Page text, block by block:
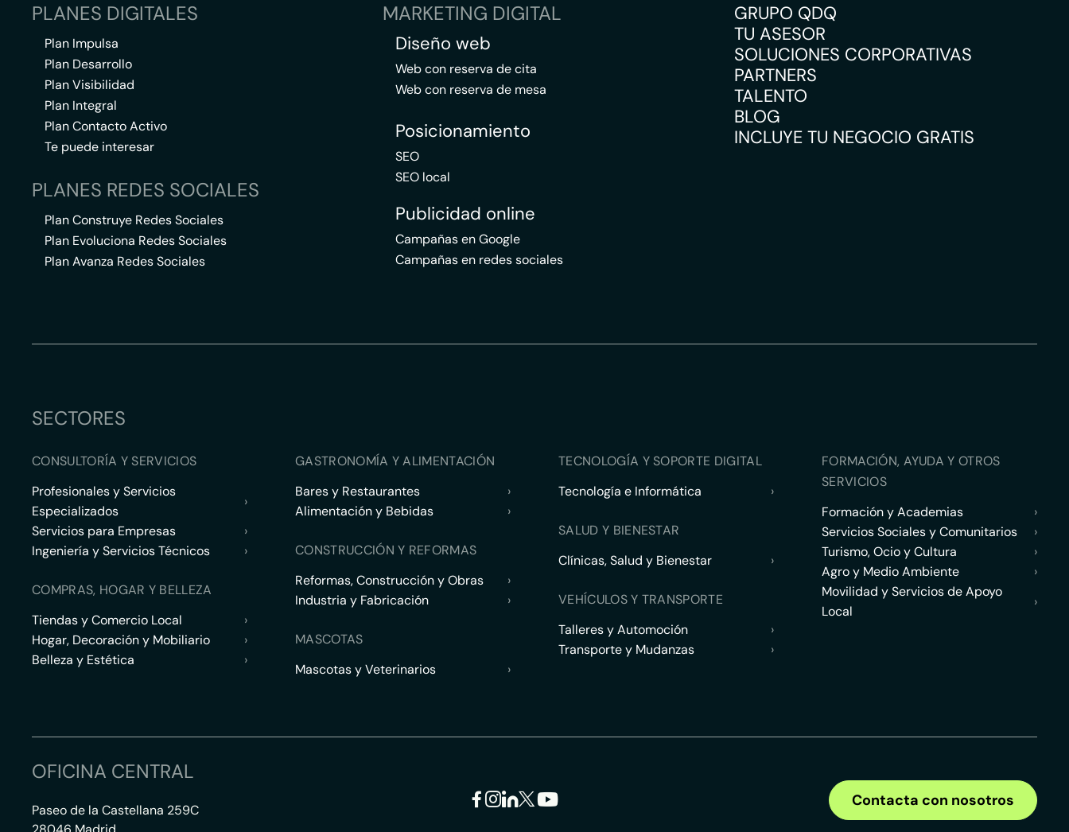
PLANES DIGITALES
Plan Impulsa
Plan Desarrollo
Plan Visibilidad
Plan Integral
Plan Contacto Activo
Te puede interesar
PLANES REDES SOCIALES
Plan Construye Redes Sociales
Plan Evoluciona Redes Sociales
Plan Avanza Redes Sociales
MARKETING DIGITAL
Diseño web
Web con reserva de cita
Web con reserva de mesa
Posicionamiento
SEO
SEO local
Publicidad online
Campañas en Google
Campañas en redes sociales
GRUPO QDQ
TU ASESOR
SOLUCIONES CORPORATIVAS
PARTNERS
TALENTO
BLOG
INCLUYE TU NEGOCIO GRATIS
SECTORES
CONSULTORÍA Y SERVICIOS
Profesionales y Servicios
Especializados
›
Servicios para Empresas
›
Ingeniería y Servicios Técnicos
›
COMPRAS, HOGAR Y BELLEZA
Tiendas y Comercio Local
›
Hogar, Decoración y Mobiliario
›
Belleza y Estética
›
GASTRONOMÍA Y ALIMENTACIÓN
Bares y Restaurantes
›
Alimentación y Bebidas
›
CONSTRUCCIÓN Y REFORMAS
Reformas, Construcción y Obras
›
Industria y Fabricación
›
MASCOTAS
Mascotas y Veterinarios
›
TECNOLOGÍA Y SOPORTE DIGITAL
Tecnología e Informática
›
SALUD Y BIENESTAR
Clínicas, Salud y Bienestar
›
VEHÍCULOS Y TRANSPORTE
Talleres y Automoción
›
Transporte y Mudanzas
›
FORMACIÓN, AYUDA Y OTROS
SERVICIOS
Formación y Academias
›
Servicios Sociales y Comunitarios
›
Turismo, Ocio y Cultura
›
Agro y Medio Ambiente
›
Movilidad y Servicios de Apoyo
Local
›
OFICINA CENTRAL
Paseo de la Castellana 259C
Contacta con nosotros